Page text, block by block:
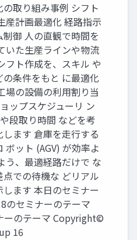
取り組み事例 シフト
産計画最適化 経路指示
制御 人の直観で時間を
いた生産ラインや物流
フト作成を、スキル や
条件をもと に最適化
場の設備の利用割り当
ップスケジューリ ン
段取り時間 などを考
ます 倉庫を走行する
ボット (AGV) が効率よ
う、最適経路だけで な
点での待機な どリアル
ます 本日のセミナー
のセミナーのテーマ
ーのテーマ Copyright©
16